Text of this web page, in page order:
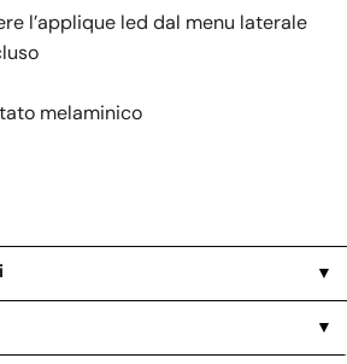
l’applique led dal menu laterale
melaminico
▼
▼